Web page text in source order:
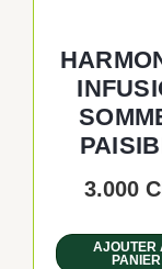
3.000
AJOUTER
PANIER